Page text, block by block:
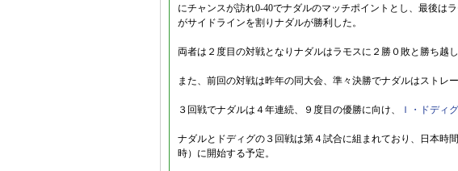
にチャンスが訪れ0-40でナダルのマッチポイントとし、最後は
がサイドラインを割りナダルが勝利した。
両者は２度目の対戦となりナダルはラモスに２勝０敗と勝ち越し
また、前回の対戦は昨年の同大会、準々決勝でナダルはストレ
３回戦でナダルは４年連続、９度目の優勝に向け、 Ｉ・ドディ
ナダルとドディグの３回戦は第４試合に組まれており、日本時
時）に開始する予定。